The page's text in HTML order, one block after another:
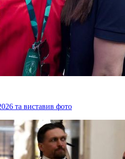
та виставив фото